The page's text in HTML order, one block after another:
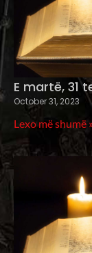
E martë, 31
October 31, 2023
Lexo më shumë